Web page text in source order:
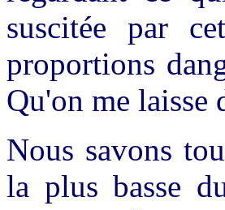
suscitée par
proportions
Qu'on me
Nous savons
la plus basse